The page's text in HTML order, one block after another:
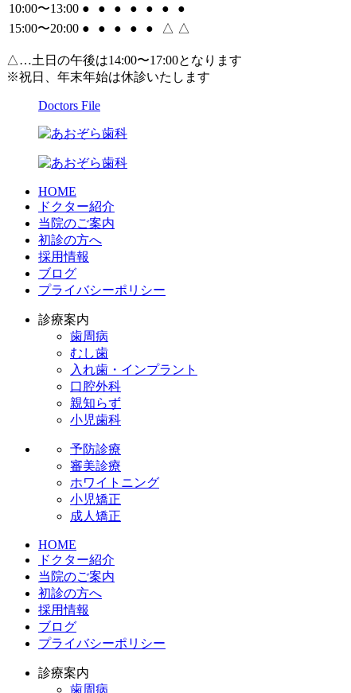
10:00〜13:00 ● ● ● ● ● ●
●
15:00〜20:00 ● ● ● ● ● △ △
△…土日の午後は14:00〜17:00となります
※祝日、年末年始は休診いたします
Doctors File
HOME
ドクター紹介
当院のご案内
初診の方へ
採用情報
ブログ
プライバシーポリシー
診療案内
歯周病
むし歯
入れ歯・インプラント
口腔外科
親知らず
小児歯科
予防診療
審美診療
ホワイトニング
小児矯正
成人矯正
HOME
ドクター紹介
当院のご案内
初診の方へ
採用情報
ブログ
プライバシーポリシー
診療案内
歯周病